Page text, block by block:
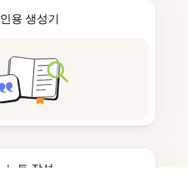
인용 생성기
노트 작성